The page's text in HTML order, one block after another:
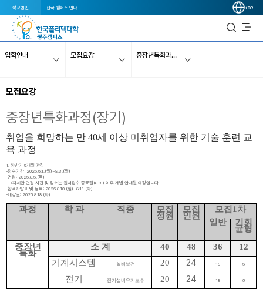
학교법인 전국 캠퍼스 안내 KOR
입학안내 모집요강 중장년특화과정(주ㆍ야간)
모집요강
중장년특화과정(장기)
취업을 희망하는 만 40세 이상 미취업자를 위한 기술 훈련 교
육 과정
1. 하반기 6개월 과정
-접수기간: 2026.6.1.(월)~8.3.(월)
-면접: 2026.8.6.(목)
→자세한 면접 시간 및 장소는 원서접수 종료일(8.3.) 이후 개별 안내될 예정입니다.
-합격자발표 및 등록: 2026.8.10.(월)~8.11.(화)
-개강일: 2026.8.18.(화)
과정 학 과 직종 모집
정원
모집
인원
모집 1 차
일반
기회
균형
중장년
특화
소 계 40 48 36
12
기계시스템
설비보전 20 24 18 6
전기 전기설비유지보수 20 24 18 6